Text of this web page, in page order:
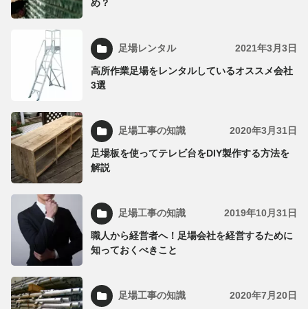
め？
足場レンタル 2021年3月3日
高所作業足場をレンタルしているオススメ会社
3選
足場工事の知識 2020年3月31日
足場板を使ってテレビ台をDIY製作する方法を
解説
足場工事の知識 2019年10月31日
職人から経営者へ！足場会社を経営するために
知っておくべきこと
足場工事の知識 2020年7月20日